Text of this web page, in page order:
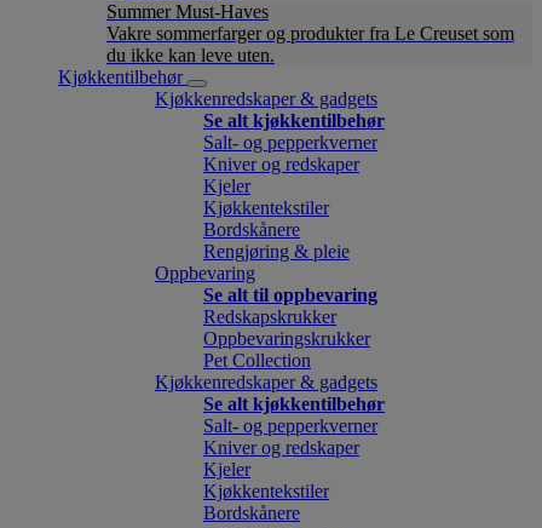
Summer Must-Haves
Vakre sommerfarger og produkter fra Le Creuset som
du ikke kan leve uten.
Kjøkkentilbehør
Kjøkkenredskaper & gadgets
Se alt kjøkkentilbehør
Salt- og pepperkverner
Kniver og redskaper
Kjeler
Kjøkkentekstiler
Bordskånere
Rengjøring & pleie
Oppbevaring
Se alt til oppbevaring
Redskapskrukker
Oppbevaringskrukker
Pet Collection
Kjøkkenredskaper & gadgets
Se alt kjøkkentilbehør
Salt- og pepperkverner
Kniver og redskaper
Kjeler
Kjøkkentekstiler
Bordskånere